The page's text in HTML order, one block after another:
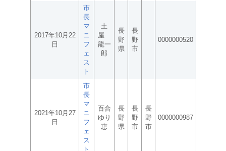
2017年10月22
日
市
長
マ
ニ
フ
ェ
ス
ト
土
屋
龍一
郎
長
野
県
長
野
市
0000000520
2021年10月27
日
市
長
マ
ニ
フ
ェ
ス
ト
百合
ゆり
恵
長
野
県
長
野
市
長
野
市
0000000987